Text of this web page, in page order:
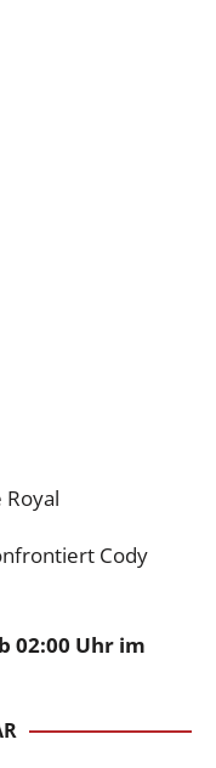
Cody
02:00 Uhr im